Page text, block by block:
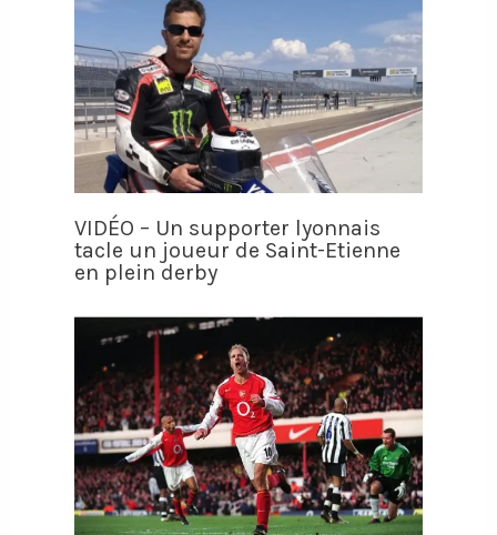
VIDÉO – Un supporter lyonnais
tacle un joueur de Saint-Etienne
en plein derby